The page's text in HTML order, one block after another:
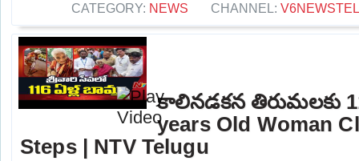
CATEGORY: NEWS CHANNEL:
కాలినడకన తిరుమలకు
years Old Woman
Steps | NTV Telugu